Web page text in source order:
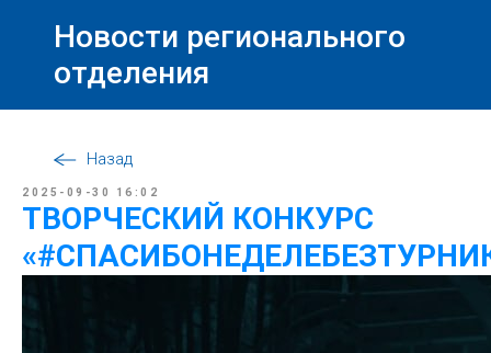
Новости регионального
отделения
Назад
2025-09-30 16:02
ТВОРЧЕСКИЙ КОНКУРC